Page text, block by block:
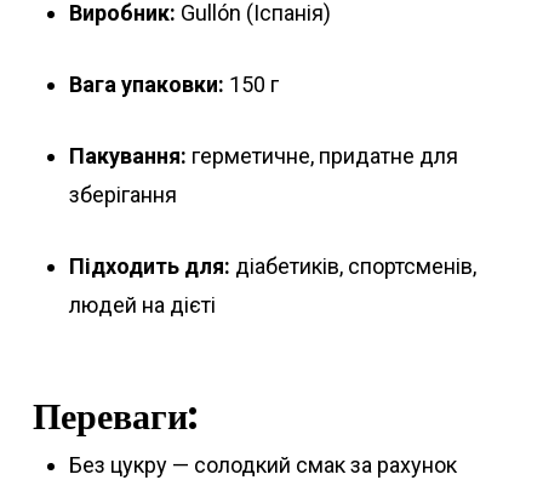
Виробник: Gullón (Іспанія)
Вага упаковки: 150 г
Пакування: герметичне, придатне для
зберігання
Підходить для: діабетиків, спортсменів,
людей на дієті
Переваги:
Без цукру — солодкий смак за рахунок